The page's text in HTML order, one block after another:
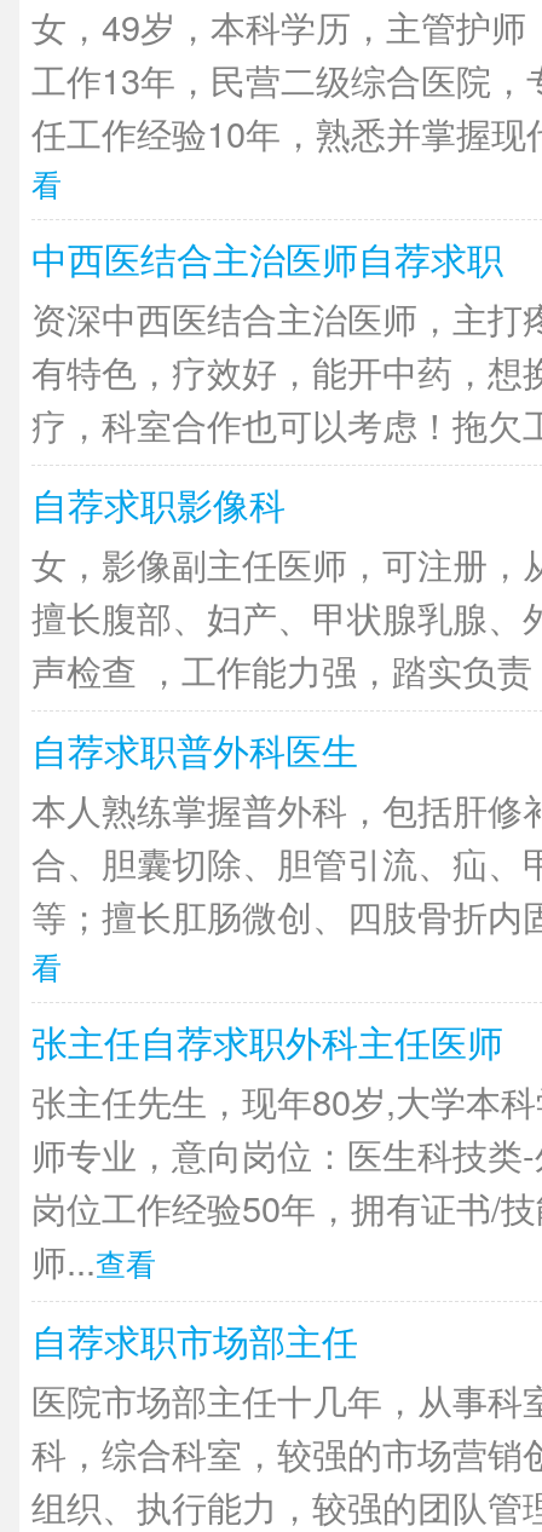
女，49岁，本科学历，主管护
工作13年，民营二级综合医院
任工作经验10年，熟悉并掌握
看
中西医结合主治医师自荐求职
资深中西医结合主治医师，主打
有特色，疗效好，能开中药，想
疗，科室合作也可以考虑！拖欠
自荐求职影像科
女，影像副主任医师，可注册，
擅长腹部、妇产、甲状腺乳腺、
声检查 ，工作能力强，踏实负
自荐求职普外科医生
本人熟练掌握普外科，包括肝修
合、胆囊切除、胆管引流、疝、
等；擅长肛肠微创、四肢骨折内
看
张主任自荐求职外科主任医师
张主任先生，现年80岁,大学本
师专业，意向岗位：医生科技类
岗位工作经验50年，拥有证书/
师...查看
自荐求职市场部主任
医院市场部主任十几年，从事科
科，综合科室，较强的市场营销
组织、执行能力，较强的团队管